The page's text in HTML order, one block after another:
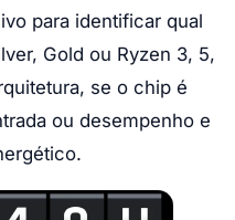
para identificar qual
Gold ou Ryzen 3, 5,
se o chip é
ou desempenho e